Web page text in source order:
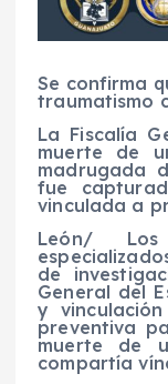
Se confirma
traumatismo
La Fiscalía
muerte de
madrugada
fue
vinculada a
León/
de
General del
y
preventiva
muerte de
compartía